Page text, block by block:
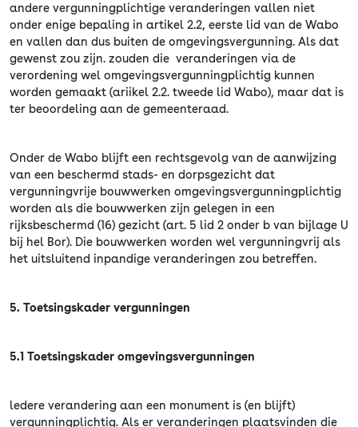
andere vergunningplichtige veranderingen vallen niet
onder enige bepaling in artikel 2.2, eerste lid van de Wabo
en vallen dan dus buiten de omgevingsvergunning. Als dat
gewenst zou zijn. zouden die veranderingen via de
verordening wel omgevingsvergunningplichtig kunnen
worden gemaakt (ariikel 2.2. tweede lid Wabo), maar dat is
ter beoordeling aan de gemeenteraad.
Onder de Wabo blijft een rechtsgevolg van de aanwijzing
van een beschermd stads- en dorpsgezicht dat
vergunningvrije bouwwerken omgevingsvergunningplichtig
worden als die bouwwerken zijn gelegen in een
rijksbeschermd (16) gezicht (art. 5 lid 2 onder b van bijlage U
bij hel Bor). Die bouwwerken worden wel vergunningvrij als
het uitsluitend inpandige veranderingen zou betreffen.
5. Toetsingskader vergunningen
5.1 Toetsingskader omgevingsvergunningen
ledere verandering aan een monument is (en blijft)
vergunningplichtig. Als er veranderingen plaatsvinden die